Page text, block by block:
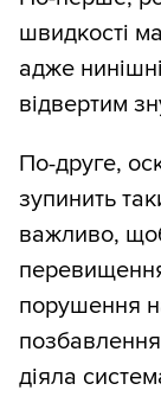
швидкості
адже
відвертим
По-друге,
зупинить
важливо,
порушення
діяла